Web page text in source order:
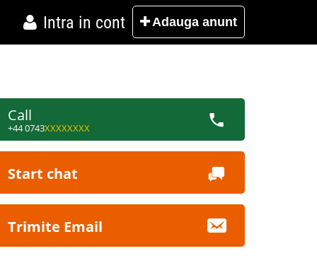
Intra in cont Adauga anunt
Call
+44 0743XXXXXXXX
Start chat
Trimite Email